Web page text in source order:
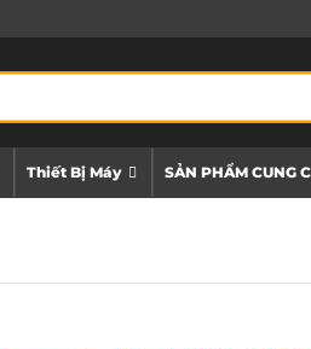
Thiết Bị Máy SẢN PHẨM CUNG